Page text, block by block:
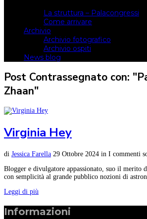
La struttura – Palacongressi
Come arrivare
Archivio
Archivio fotografico
Archivio ospiti
News blog
Post Contrassegnato con:
Zhaan"
Virginia Hey
di Jessica Farella 29 Ottobre 2024 in I commenti
Blogger e divulgatore appassionato, suo il merito
con semplicità al grande pubblico nozioni di
Leggi di più
Informazioni